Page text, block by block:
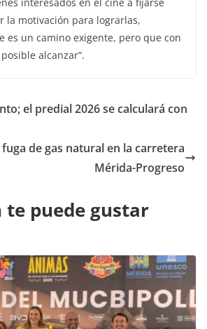
la motivación para lograrlas,
es un camino exigente, pero que con
alcanzar”.
el predial 2026 se calculará con
de gas natural en la carretera
Mérida-Progreso
te puede gustar